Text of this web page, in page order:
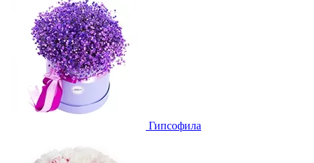
Гипсофила